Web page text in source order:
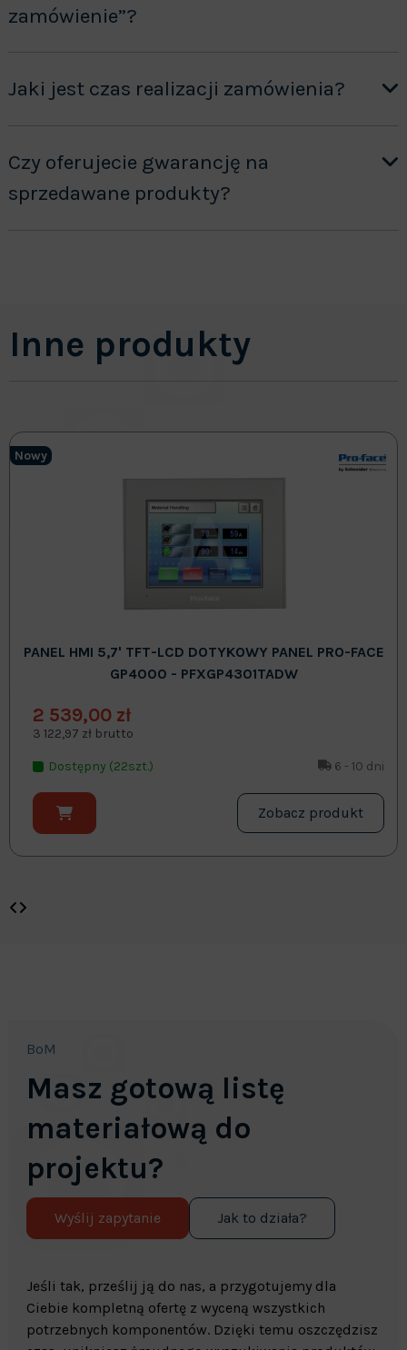
zamówienie”?
Jaki jest czas realizacji zamówienia?
Czy oferujecie gwarancję na
sprzedawane produkty?
Inne produkty
Nowy
PANEL HMI 5,7' TFT-LCD DOTYKOWY PANEL PRO-FACE
GP4000 - PFXGP4301TADW
2 539,00 zł
3 122,97 zł brutto
Dostępny (22szt.) 6 - 10 dni
Zobacz produkt
BoM
Masz gotową listę
materiałową do
projektu?
Wyślij zapytanie Jak to działa?
Jeśli tak, prześlij ją do nas, a przygotujemy dla
Ciebie kompletną ofertę z wyceną wszystkich
potrzebnych komponentów. Dzięki temu oszczędzisz